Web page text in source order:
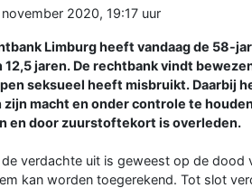
2020, 19:17 uur
Limburg heeft vandaag de 58-
jaren. De rechtbank vindt
seksueel heeft misbruikt. Daarbij
macht en onder controle te
en door zuurstoftekort is overleden.
verdachte uit is geweest op de
kan worden toegerekend. Tot slot